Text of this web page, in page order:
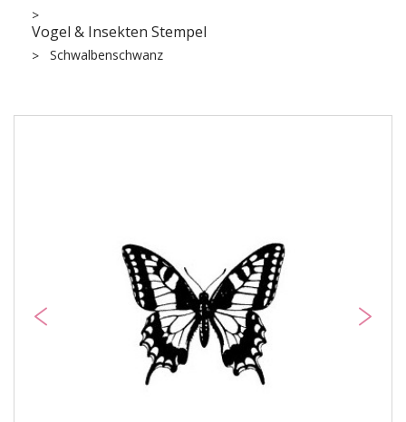
Vogel & Insekten Stempel
Schwalbenschwanz